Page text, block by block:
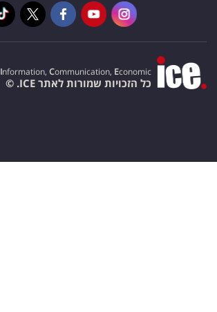
Information, Communication, Economic
כל הזכויות שמורות לאתר ICE. ©